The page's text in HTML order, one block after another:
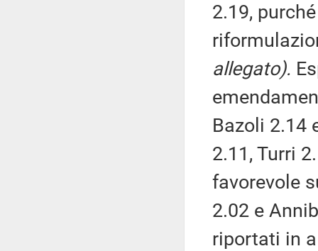
2.19,
allegato).
Bazoli 2.14
2.11, Turri
favorevole
2.02 e
riportati in